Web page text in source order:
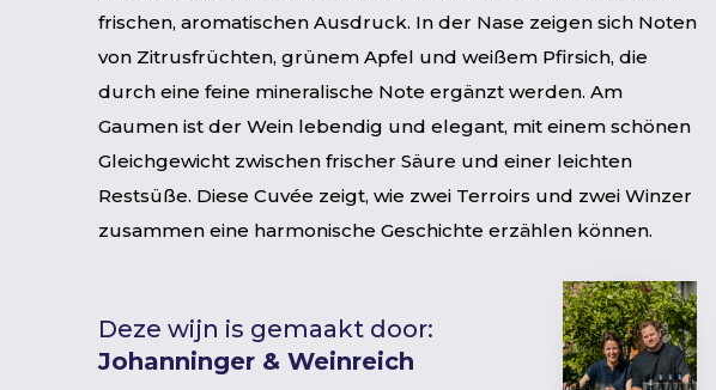
frischen, aromatischen Ausdruck. In der Nase zeigen sich Noten
von Zitrusfrüchten, grünem Apfel und weißem Pfirsich, die
durch eine feine mineralische Note ergänzt werden. Am
Gaumen ist der Wein lebendig und elegant, mit einem schönen
Gleichgewicht zwischen frischer Säure und einer leichten
Restsüße. Diese Cuvée zeigt, wie zwei Terroirs und zwei Winzer
zusammen eine harmonische Geschichte erzählen können.
Deze wijn is gemaakt door:
Johanninger & Weinreich